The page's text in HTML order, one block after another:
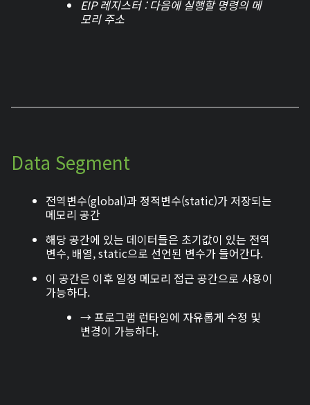
EIP 레지스터 : 다음에 실행할 명령의 메
모리 주소
Data Segment
전역변수(global)과 정적변수(static)가 저장되는
메모리 공간
해당 공간에 있는 데이터들은 초기값이 있는 전역
변수, 배열, static으로 선언된 변수가 들어간다.
이 공간은 이후 일정 메모리 접근 공간으로 사용이
가능하다.
→ 프로그램 런타임에 자유롭게 수정 및
변경이 가능하다.